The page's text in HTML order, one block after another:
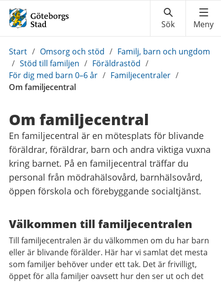
Du
är
här:
Start / Omsorg och stöd / Familj, barn och ungdom
/ Stöd till familjen / Föräldrastöd /
För dig med barn 0–6 år / Familjecentraler /
Om familjecentral
Om familjecentral
En familjecentral är en mötesplats för blivande
föräldrar, föräldrar, barn och andra viktiga vuxna
kring barnet. På en familjecentral träffar du
personal från mödrahälsovård, barnhälsovård,
öppen förskola och förebyggande socialtjänst.
Välkommen till familjecentralen
Till familjecentralen är du välkommen om du har barn
eller är blivande förälder. Här har vi samlat det mesta
som familjer behöver under ett tak. Det är frivilligt,
öppet för alla familjer oavsett hur den ser ut och det